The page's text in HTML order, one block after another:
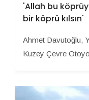
'Allah bu
bir köprü kılsın'
Ahmet Davutoğlu,
Kuzey Çevre